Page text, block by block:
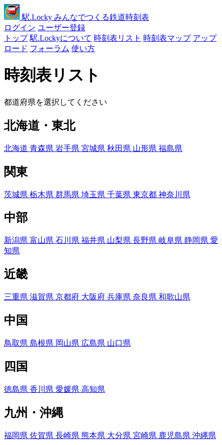
駅.Locky みんなでつくる鉄道時刻表
ログイン ユーザー登録
トップ 駅.Lockyについて 時刻表リスト 時刻表マップ アップ
ロード フォーラム 使い方
時刻表リスト
都道府県を選択してください
北海道・東北
北海道 青森県 岩手県 宮城県 秋田県 山形県 福島県
関東
茨城県 栃木県 群馬県 埼玉県 千葉県 東京都 神奈川県
中部
新潟県 富山県 石川県 福井県 山梨県 長野県 岐阜県 静岡県 愛
知県
近畿
三重県 滋賀県 京都府 大阪府 兵庫県 奈良県 和歌山県
中国
鳥取県 島根県 岡山県 広島県 山口県
四国
徳島県 香川県 愛媛県 高知県
九州・沖縄
福岡県 佐賀県 長崎県 熊本県 大分県 宮崎県 鹿児島県 沖縄県